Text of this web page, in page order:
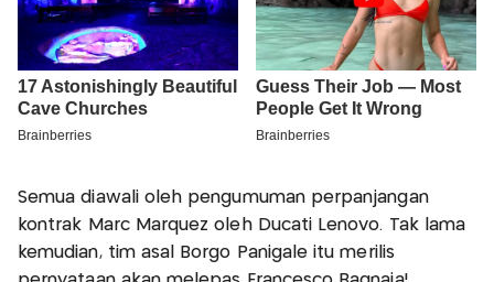
Semua diawali oleh pengumuman perpanjangan
kontrak Marc Marquez oleh Ducati Lenovo. Tak lama
kemudian, tim asal Borgo Panigale itu merilis